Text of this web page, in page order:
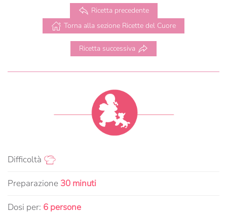
Ricetta precedente
Torna alla sezione Ricette del Cuore
Ricetta successiva
Difficoltà
Preparazione 30 minuti
Dosi per: 6 persone